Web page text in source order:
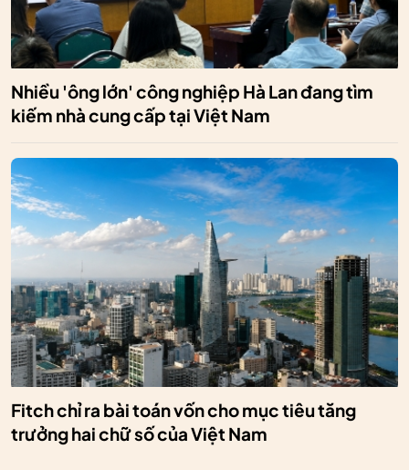
Nhiều 'ông lớn' công nghiệp Hà Lan đang tìm
kiếm nhà cung cấp tại Việt Nam
Fitch chỉ ra bài toán vốn cho mục tiêu tăng
trưởng hai chữ số của Việt Nam